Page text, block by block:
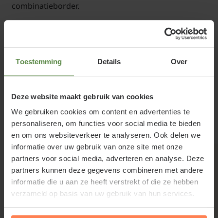
Toestemming Details Over
Deze website maakt gebruik van cookies
We gebruiken cookies om content en advertenties te
personaliseren, om functies voor social media te bieden
en om ons websiteverkeer te analyseren. Ook delen we
informatie over uw gebruik van onze site met onze
partners voor social media, adverteren en analyse. Deze
partners kunnen deze gegevens combineren met andere
informatie die u aan ze heeft verstrekt of die ze hebben
verzameld op basis van uw gebruik van hun services.
combinatieborder.
Standplaats Andromeda polifolia
Zoals hierboven al genoemd, is de Andromeda
polifolia 'Blue Ice' zuurminnend. We raden daarom
ook aan om bij het aanplanten ruim tuinturf te
gebruiken. Verder staat de Lavendelheide bij
voorkeur op een plek in de zon of halfschaduw.
Lees meer
Gerelateerde producten